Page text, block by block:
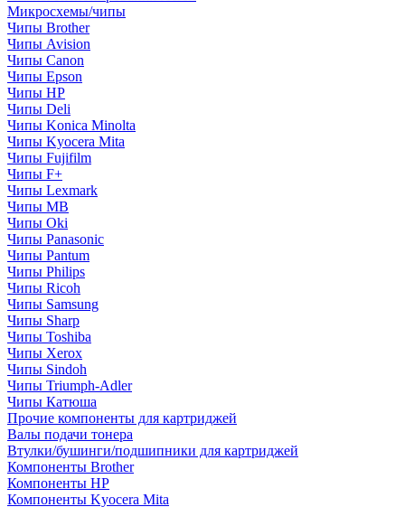
Микросхемы/чипы
Чипы Brother
Чипы Avision
Чипы Canon
Чипы Epson
Чипы HP
Чипы Deli
Чипы Konica Minolta
Чипы Kyocera Mita
Чипы Fujifilm
Чипы F+
Чипы Lexmark
Чипы MB
Чипы Oki
Чипы Panasonic
Чипы Pantum
Чипы Philips
Чипы Ricoh
Чипы Samsung
Чипы Sharp
Чипы Toshiba
Чипы Xerox
Чипы Sindoh
Чипы Triumph-Adler
Чипы Катюша
Прочие компоненты для картриджей
Валы подачи тонера
Втулки/бушинги/подшипники для картриджей
Компоненты Brother
Компоненты HP
Компоненты Kyocera Mita